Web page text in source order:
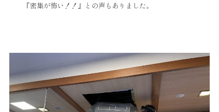
『密集が怖い！！』との声もありました。